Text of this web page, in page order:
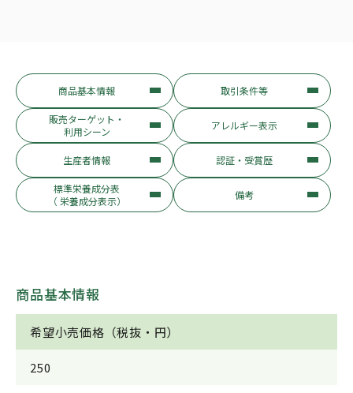
商品基本情報 取引条件等
販売ターゲット・
利用シーン
アレルギー表示
生産者情報 認証・受賞歴
標準栄養成分表
（ 栄養成分表示）
備考
商品基本情報
希望小売価格（税抜・円）
250